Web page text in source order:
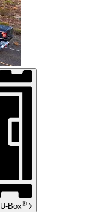
U-Box®